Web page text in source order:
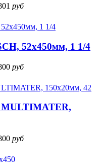
руб
52х450мм, 1 1/4
руб
руб